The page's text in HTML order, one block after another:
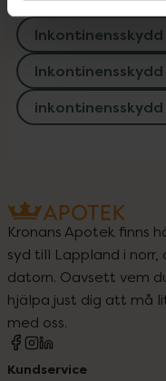
inkontinensskydd
Kronans Apotek finns
syd till Lappland i
datorn. Oavsett vem
hjälpa just dig att må
med oss.
Kundservice